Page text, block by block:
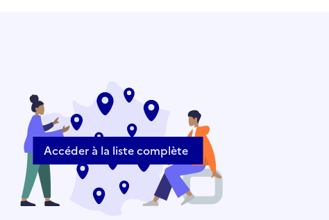
Accéder à la liste complète